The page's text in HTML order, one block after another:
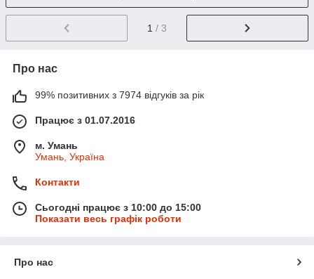
1 / 3
Про нас
99% позитивних з 7974 відгуків за рік
Працює з 01.07.2016
м. Умань
Умань, Україна
Контакти
Сьогодні працює з 10:00 до 15:00
Показати весь графік роботи
Про нас